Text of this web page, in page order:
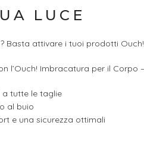
LUCE
Basta attivare i tuoi prodotti
l’Ouch! Imbracatura per il Corpo
a tutte le taglie
al buio
e una sicurezza ottimali